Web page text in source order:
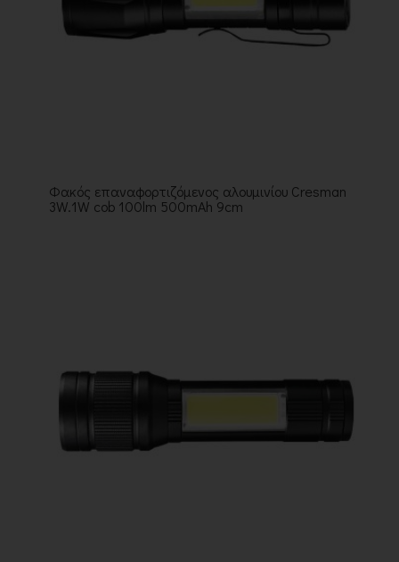
Φακός επαναφορτιζόμενος αλουμινίου Cresman
3W.1W cob 100lm 500mAh 9cm